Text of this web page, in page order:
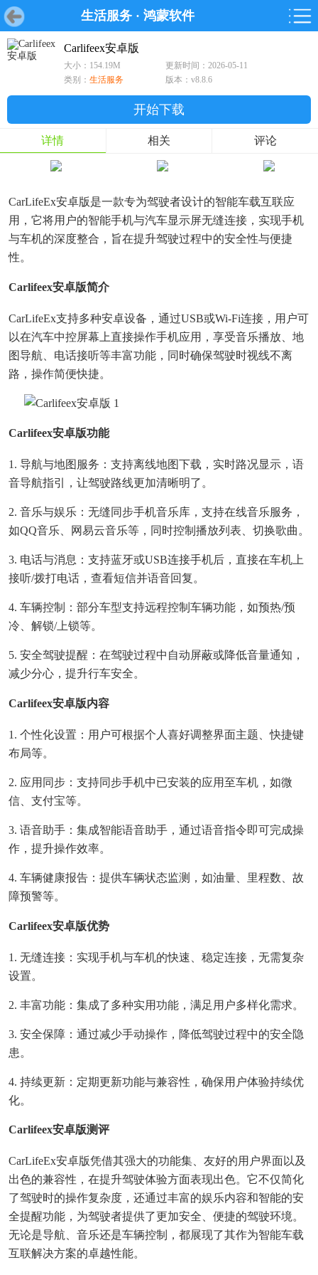
生活服务 · 鸿蒙软件
首页 游戏 软件
首页 游戏 软件 鸿蒙
游戏
鸿蒙
软件
专题
Carlifeex安卓版
大小：154.19M
更新时间：2026-05-11
类别： 生活服务 版本：v8.8.6
开始下载
详情 相关 评论
CarLifeEx安卓版是一款专为驾驶者设计的智能车载互联应
用，它将用户的智能手机与汽车显示屏无缝连接，实现手机
与车机的深度整合，旨在提升驾驶过程中的安全性与便捷
性。
Carlifeex安卓版简介
CarLifeEx支持多种安卓设备，通过USB或Wi-Fi连接，用户可
以在汽车中控屏幕上直接操作手机应用，享受音乐播放、地
图导航、电话接听等丰富功能，同时确保驾驶时视线不离
路，操作简便快捷。
Carlifeex安卓版功能
1. 导航与地图服务：支持离线地图下载，实时路况显示，语
音导航指引，让驾驶路线更加清晰明了。
2. 音乐与娱乐：无缝同步手机音乐库，支持在线音乐服务，
如QQ音乐、网易云音乐等，同时控制播放列表、切换歌曲。
3. 电话与消息：支持蓝牙或USB连接手机后，直接在车机上
接听/拨打电话，查看短信并语音回复。
4. 车辆控制：部分车型支持远程控制车辆功能，如预热/预
冷、解锁/上锁等。
5. 安全驾驶提醒：在驾驶过程中自动屏蔽或降低音量通知，
减少分心，提升行车安全。
Carlifeex安卓版内容
1. 个性化设置：用户可根据个人喜好调整界面主题、快捷键
布局等。
2. 应用同步：支持同步手机中已安装的应用至车机，如微
信、支付宝等。
3. 语音助手：集成智能语音助手，通过语音指令即可完成操
作，提升操作效率。
4. 车辆健康报告：提供车辆状态监测，如油量、里程数、故
障预警等。
Carlifeex安卓版优势
1. 无缝连接：实现手机与车机的快速、稳定连接，无需复杂
设置。
2. 丰富功能：集成了多种实用功能，满足用户多样化需求。
3. 安全保障：通过减少手动操作，降低驾驶过程中的安全隐
患。
4. 持续更新：定期更新功能与兼容性，确保用户体验持续优
化。
Carlifeex安卓版测评
CarLifeEx安卓版凭借其强大的功能集、友好的用户界面以及
出色的兼容性，在提升驾驶体验方面表现出色。它不仅简化
了驾驶时的操作复杂度，还通过丰富的娱乐内容和智能的安
全提醒功能，为驾驶者提供了更加安全、便捷的驾驶环境。
无论是导航、音乐还是车辆控制，都展现了其作为智能车载
互联解决方案的卓越性能。